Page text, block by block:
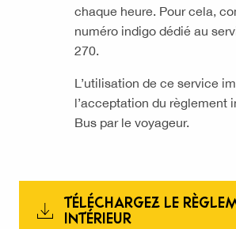
chaque heure. Pour cela,
numéro indigo dédié au
270.
L’utilisation de ce service
l’acceptation du règlement
Bus par le voyageur.
TÉLÉCHARGEZ LE
INTÉRIEUR